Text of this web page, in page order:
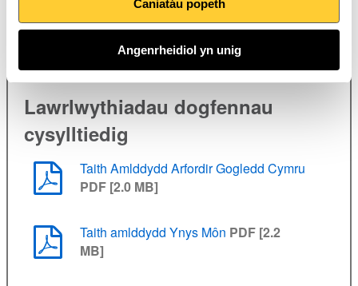
Caniatáu popeth
Angenrheidiol yn unig
Lawrlwythiadau dogfennau
cysylltiedig
Taith Amlddydd Arfordir Gogledd Cymru
PDF [2.0 MB]
Taith amlddydd Ynys Môn PDF [2.2
MB]